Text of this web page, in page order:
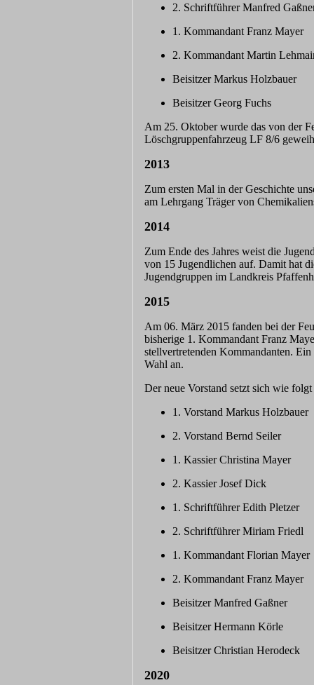
2. Schriftführer Manfred
1. Kommandant Franz Mayer
2. Kommandant Martin
Beisitzer Markus Holzbauer
Beisitzer Georg Fuchs
Am 25. Oktober wurde das von der
Löschgruppenfahrzeug LF 8/6
2013
Zum ersten Mal in der Geschichte
am Lehrgang Träger von
2014
Zum Ende des Jahres weist die
von 15 Jugendlichen auf. Damit hat
Jugendgruppen im Landkreis
2015
Am 06. März 2015 fanden bei der
bisherige 1. Kommandant Franz
stellvertretenden Kommandanten.
Wahl an.
Der neue Vorstand setzt sich wie folgt
1. Vorstand Markus Holzbauer
2. Vorstand Bernd Seiler
1. Kassier Christina Mayer
2. Kassier Josef Dick
1. Schriftführer Edith Pletzer
2. Schriftführer Miriam Friedl
1. Kommandant Florian Mayer
2. Kommandant Franz Mayer
Beisitzer Manfred Gaßner
Beisitzer Hermann Körle
Beisitzer Christian Herodeck
2020